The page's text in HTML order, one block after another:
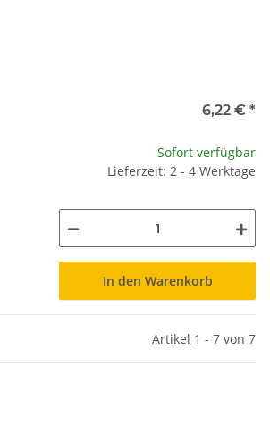
6,22 € *
Sofort verfügbar
Lieferzeit: 2 - 4 Werktage
In den Warenkorb
Artikel 1 - 7 von 7